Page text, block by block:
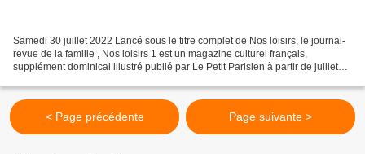
Samedi 30 juillet 2022 Lancé sous le titre complet de Nos loisirs, le journal-
revue de la famille , Nos loisirs 1 est un magazine culturel français,
supplément dominical illustré publié par Le Petit Parisien à partir de juillet
< Page précédente Page suivante >